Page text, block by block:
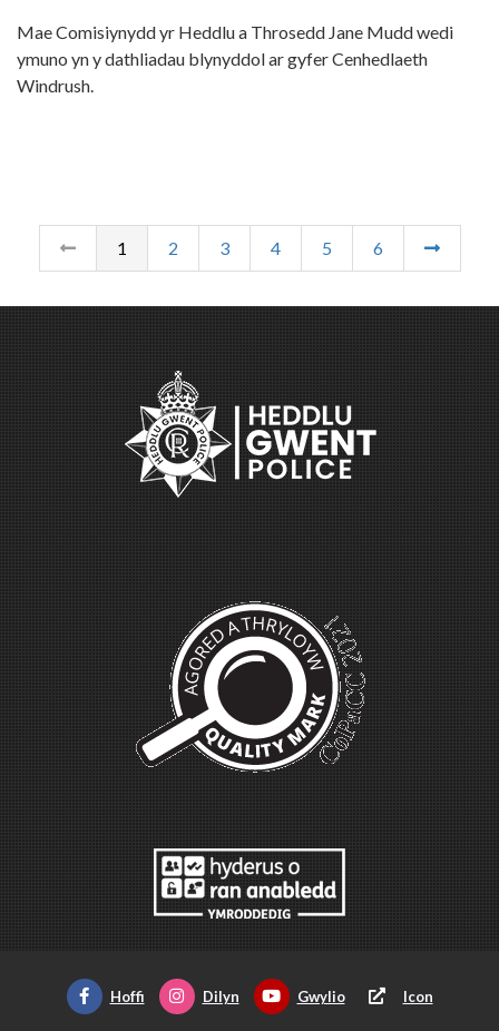
Mae Comisiynydd yr Heddlu a Throsedd Jane Mudd wedi
ymuno yn y dathliadau blynyddol ar gyfer Cenhedlaeth
Windrush.
1 2 3 4 5 6
Hoffi Dilyn Gwylio Icon